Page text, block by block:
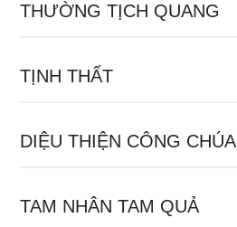
THƯỜNG TỊCH QUANG
TỊNH THẤT
DIỆU THIỆN CÔNG CHÚA
TAM NHÂN TAM QUẢ